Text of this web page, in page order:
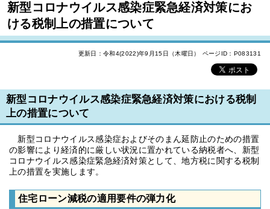
新型コロナウイルス感染症緊急経済対策にお
ける税制上の措置について
更新日：令和4(2022)年9月15日（木曜日） ページID：P083131
新型コロナウイルス感染症緊急経済対策における税制
上の措置について
新型コロナウイルス感染症およびそのまん延防止のための措置
の影響により経済的に厳しい状況に置かれている納税者へ、新型
コロナウイルス感染症緊急経済対策として、地方税に関する税制
上の措置を実施します。
住宅ローン減税の適用要件の弾力化